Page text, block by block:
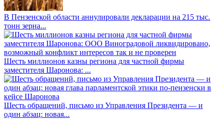
В Пензенской области аннулировали декларации на 215 тыс.
тонн зерна...
Шесть миллионов казны региона для частной фирмы
заместителя Шаронова: ...
Шесть обращений, письмо из Управления Президента — и
один абзац: новая...